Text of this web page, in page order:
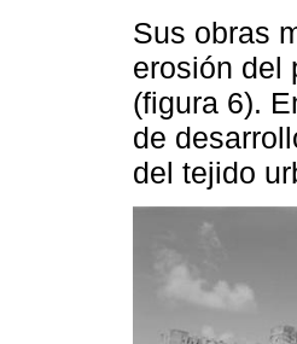
Sus obras
erosión del
(figura 6).
de
del tejido